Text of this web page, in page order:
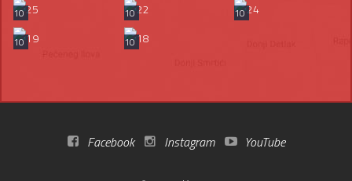
10
10
10
10
10
Facebook Instagram YouTube